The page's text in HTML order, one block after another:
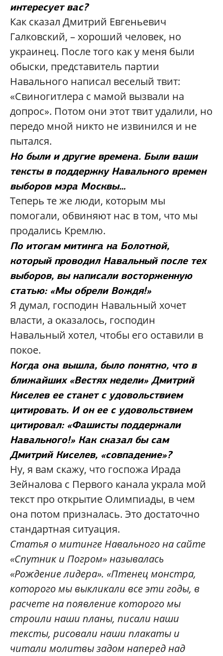
интересует вас?
Как сказал Дмитрий Евгеньевич
Галковский, – хороший человек, но
украинец. После того как у меня были
обыски, представитель партии
Навального написал веселый твит:
«Свиногитлера с мамой вызвали на
допрос». Потом они этот твит удалили, но
передо мной никто не извинился и не
пытался.
Но были и другие времена. Были ваши
тексты в поддержку Навального времен
выборов мэра Москвы…
Теперь те же люди, которым мы
помогали, обвиняют нас в том, что мы
продались Кремлю.
По итогам митинга на Болотной,
который проводил Навальный после тех
выборов, вы написали восторженную
статью: «Мы обрели Вождя!»
Я думал, господин Навальный хочет
власти, а оказалось, господин
Навальный хотел, чтобы его оставили в
покое.
Когда она вышла, было понятно, что в
ближайших «Вестях недели» Дмитрий
Киселев ее станет с удовольствием
цитировать. И он ее с удовольствием
цитировал: «Фашисты поддержали
Навального!» Как сказал бы сам
Дмитрий Киселев, «совпадение»?
Ну, я вам скажу, что госпожа Ирада
Зейналова с Первого канала украла мой
текст про открытие Олимпиады, в чем
она потом призналась. Это достаточно
стандартная ситуация.
Статья о митинге Навального на сайте
«Спутник и Погром» называлась
«Рождение лидера». «Птенец монстра,
которого мы выкликали все эти годы, в
расчете на появление которого мы
строили наши планы, писали наши
тексты, рисовали наши плакаты и
читали молитвы задом наперед над